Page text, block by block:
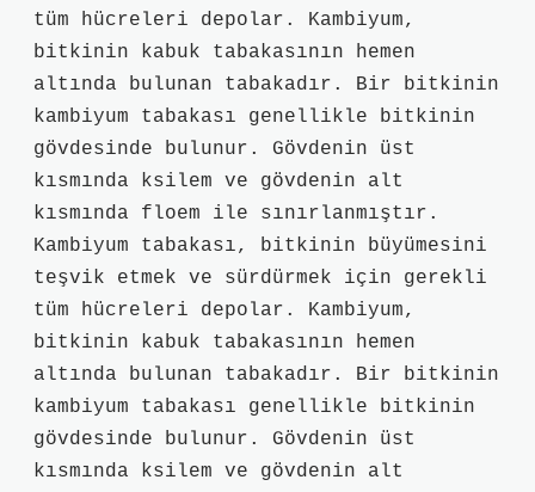
tüm hücreleri depolar. Kambiyum,
bitkinin kabuk tabakasının hemen
altında bulunan tabakadır. Bir bitkinin
kambiyum tabakası genellikle bitkinin
gövdesinde bulunur. Gövdenin üst
kısmında ksilem ve gövdenin alt
kısmında floem ile sınırlanmıştır.
Kambiyum tabakası, bitkinin büyümesini
teşvik etmek ve sürdürmek için gerekli
tüm hücreleri depolar. Kambiyum,
bitkinin kabuk tabakasının hemen
altında bulunan tabakadır. Bir bitkinin
kambiyum tabakası genellikle bitkinin
gövdesinde bulunur. Gövdenin üst
kısmında ksilem ve gövdenin alt